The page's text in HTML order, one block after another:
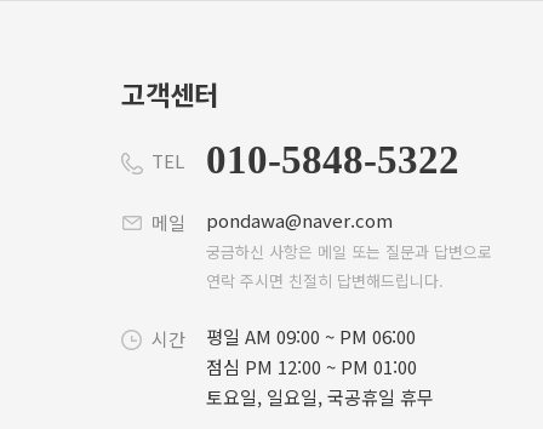
고객센터
TEL 010-5848-5322
메일 pondawa@naver.com
궁금하신 사항은 메일 또는 질문과 답변으로
연락 주시면 친절히 답변해드립니다.
시간
평일 AM 09:00 ~ PM 06:00
점심 PM 12:00 ~ PM 01:00
토요일, 일요일, 국공휴일 휴무